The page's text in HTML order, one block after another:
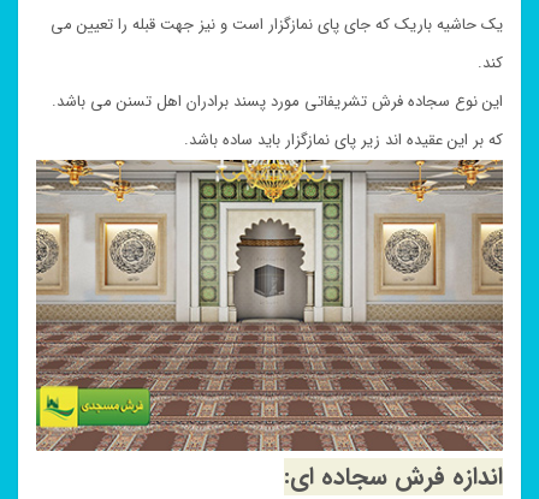
یک حاشیه باریک که جای پای نمازگزار است و نیز جهت قبله را تعیین می
کند.
این نوع سجاده فرش تشریفاتی مورد پسند برادران اهل تسنن می باشد.
که بر این عقیده اند زیر پای نمازگزار باید ساده باشد.
اندازه فرش سجاده ای: